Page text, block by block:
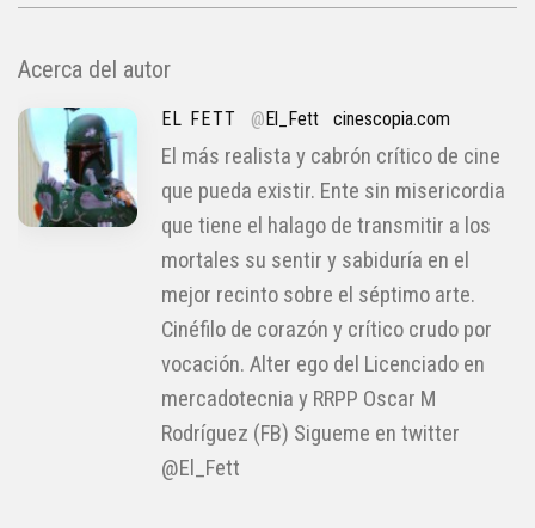
Acerca del autor
EL FETT @El_Fett cinescopia.com
El más realista y cabrón crítico de cine
que pueda existir. Ente sin misericordia
que tiene el halago de transmitir a los
mortales su sentir y sabiduría en el
mejor recinto sobre el séptimo arte.
Cinéfilo de corazón y crítico crudo por
vocación. Alter ego del Licenciado en
mercadotecnia y RRPP Oscar M
Rodríguez (FB) Sigueme en twitter
@El_Fett